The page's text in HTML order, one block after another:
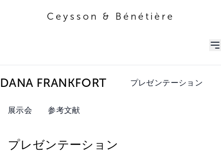
Ceysson & Bénétière
DANA FRANKFORT プレゼンテーション
展示会 参考文献
プレゼンテーション